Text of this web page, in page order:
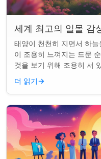
세계 최고의 일몰 감
태양이 천천히 지면서 하
이 조용히 느껴지는 드문
것을 보기 위해 조용히 서
마법 같은 일인지 알 것이다
더 읽기→